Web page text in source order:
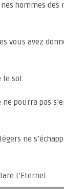
hommes des
vous avez
le sol.
pourra pas
ne
l’Eternel.